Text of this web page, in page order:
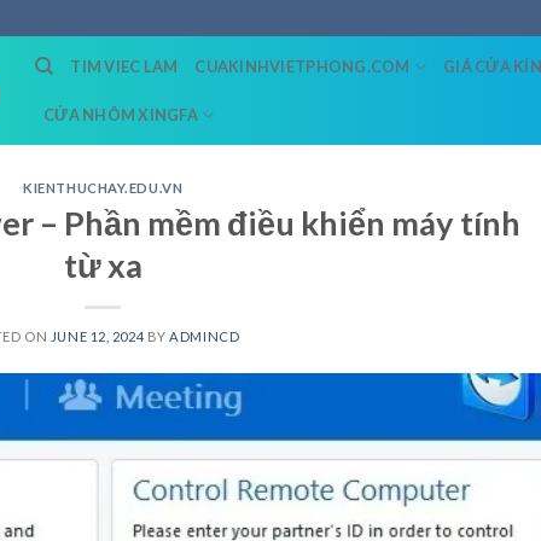
TIM VIEC LAM CUAKINHVIETPHONG.COM GIÁ CỬA
CỬA NHÔM XINGFA
KIENTHUCHAY.EDU.VN
– Phần mềm điều khiển máy tính
từ xa
ON JUNE 12, 2024 BY ADMINCD